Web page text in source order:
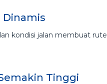
Dinamis
kondisi jalan membuat
Tinggi